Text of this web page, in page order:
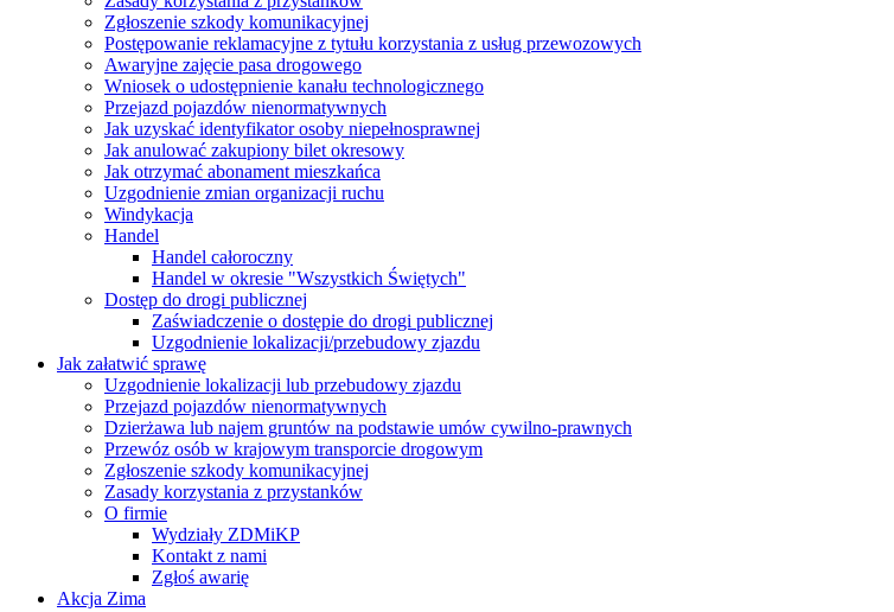
Zgłoszenie szkody komunikacyjnej
Postępowanie reklamacyjne z tytułu korzystania z usług przewozowych
Awaryjne zajęcie pasa drogowego
Wniosek o udostępnienie kanału technologicznego
Przejazd pojazdów nienormatywnych
Jak uzyskać identyfikator osoby niepełnosprawnej
Jak anulować zakupiony bilet okresowy
Jak otrzymać abonament mieszkańca
Uzgodnienie zmian organizacji ruchu
Windykacja
Handel
Handel całoroczny
Handel w okresie "Wszystkich Świętych"
Dostęp do drogi publicznej
Zaświadczenie o dostępie do drogi publicznej
Uzgodnienie lokalizacji/przebudowy zjazdu
Jak załatwić sprawę
Uzgodnienie lokalizacji lub przebudowy zjazdu
Przejazd pojazdów nienormatywnych
Dzierżawa lub najem gruntów na podstawie umów cywilno-prawnych
Przewóz osób w krajowym transporcie drogowym
Zgłoszenie szkody komunikacyjnej
Zasady korzystania z przystanków
O firmie
Wydziały ZDMiKP
Kontakt z nami
Zgłoś awarię
Akcja Zima